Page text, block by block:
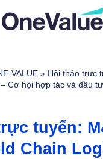
VALUE » Hội thảo trực
Cơ hội hợp tác và đầu
tuyến:
Chain